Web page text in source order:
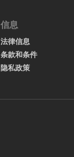
信息
法律信息
条款和条件
隐私政策